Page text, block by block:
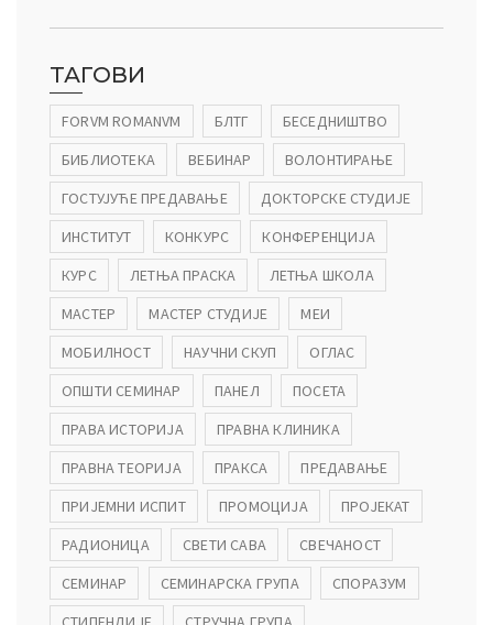
ТАГОВИ
FORVM ROMANVM БЛТГ
БЕСЕДНИШТВО
БИБЛИОТЕКА
ВЕБИНАР
ВОЛОНТИРАЊЕ
ГОСТУЈУЋЕ ПРЕДАВАЊЕ
ДОКТОРСКЕ СТУДИЈЕ
ИНСТИТУТ
КОНКУРС
КОНФЕРЕНЦИЈА
КУРС
ЛЕТЊА ПРАСКА
ЛЕТЊА ШКОЛА
МАСТЕР
МАСТЕР СТУДИЈЕ
МЕИ
МОБИЛНОСТ
НАУЧНИ СКУП
ОГЛАС
ОПШТИ СЕМИНАР
ПАНЕЛ
ПОСЕТА
ПРАВА ИСТОРИЈА
ПРАВНА КЛИНИКА
ПРАВНА ТЕОРИЈА
ПРАКСА
ПРЕДАВАЊЕ
ПРИЈЕМНИ ИСПИТ
ПРОМОЦИЈА
ПРОЈЕКАТ
РАДИОНИЦА
СВЕТИ САВА
СВЕЧАНОСТ
СЕМИНАР
СЕМИНАРСКА ГРУПА
СПОРАЗУМ